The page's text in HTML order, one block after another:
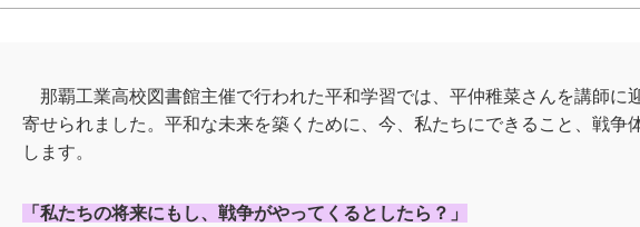
那覇工業高校図書館主催で行われた平和学習では、平仲稚菜さんを講師に
寄せられました。平和な未来を築くために、今、私たちにできること、戦争
します。
「私たちの将来にもし、戦争がやってくるとしたら？」